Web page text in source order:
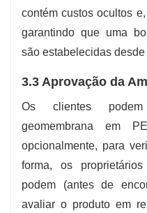
contém custos ocultos
garantindo que uma
são estabelecidas
3.3 Aprovação da
Os clientes
geomembrana em
opcionalmente, para
forma, os
podem (antes de
avaliar o produto em